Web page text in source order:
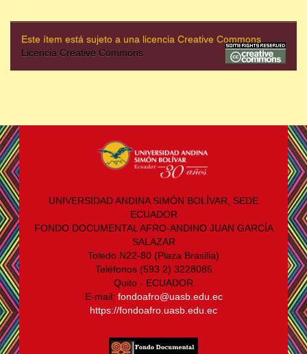
Este ítem está sujeto a una licencia Creative Commons
Licencia Creative Commons
UNIVERSIDAD ANDINA SIMÓN BOLÍVAR, SEDE
ECUADOR
FONDO DOCUMENTAL AFRO-ANDINO JUAN GARCÍA
SALAZAR
Toledo N22-80 (Plaza Brasilia)
Teléfonos (593 2) 3228085
Quito - ECUADOR
E-mail: fondoafro@uasb.edu.ec
https://fondoafro.uasb.edu.ec